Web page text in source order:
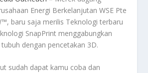
Energi Berkelanjutan WSE Pte
baru saja merilis Teknologi terbaru
SnapPrint menggabungkan
dengan pencetakan 3D.
sudah dapat kamu coba dan